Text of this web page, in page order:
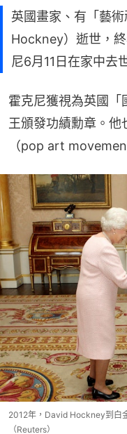
英國畫家、有「藝
Hockney）逝世，
尼6月11日在家中去
霍克尼獲視為英國「
王頒發功績勳章。
（pop art
2012年，David Hockney到白
（Reuters）